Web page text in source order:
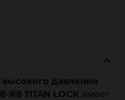
давления
R8 TITAN LOCK имеет